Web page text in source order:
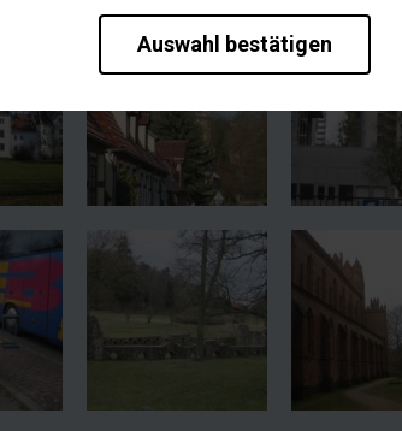
notwendig und ermöglichen beispielsweise
Art von Cookies ebenfalls erkennen, ob Sie in
verbessern, erfassen wir anonymisierte Daten für
und den Effekt bestimmter Seiten
standardmäßig blockiert. Wenn Cookies von
manuellen Einwilligung mehr
Auswahl bestätigen